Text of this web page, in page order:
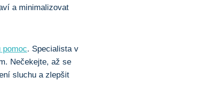
a minimalizovat
pomoc. Specialista v
Nečekejte, až se
sluchu a zlepšit